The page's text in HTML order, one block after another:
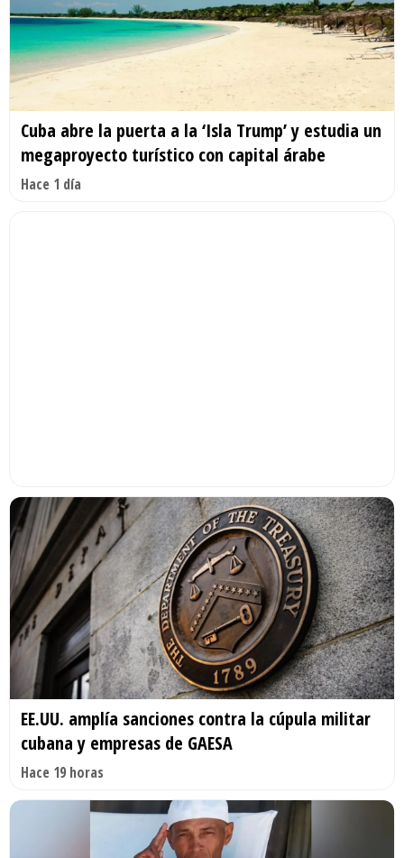
Cuba abre la puerta a la ‘Isla Trump’ y estudia un
megaproyecto turístico con capital árabe
Hace 1 día
EE.UU. amplía sanciones contra la cúpula militar
cubana y empresas de GAESA
Hace 19 horas